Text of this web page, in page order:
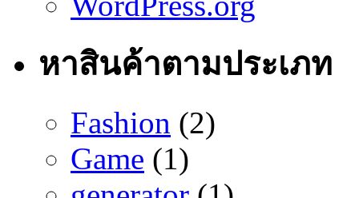
หาสินค้าตามประเภท
Fashion (2)
Game (1)